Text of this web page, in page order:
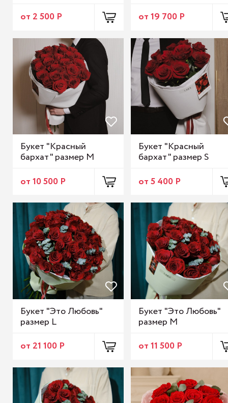
от 2 500 Р
от 19 700 Р
Букет "Красный
бархат" размер M
от 10 500 Р
Букет "Красный
бархат" размер S
от 5 400 Р
Букет "Это Любовь"
размер L
от 21 100 Р
Букет "Это Любовь"
размер М
от 11 500 Р